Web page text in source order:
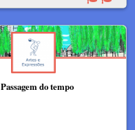
Passagem do tempo